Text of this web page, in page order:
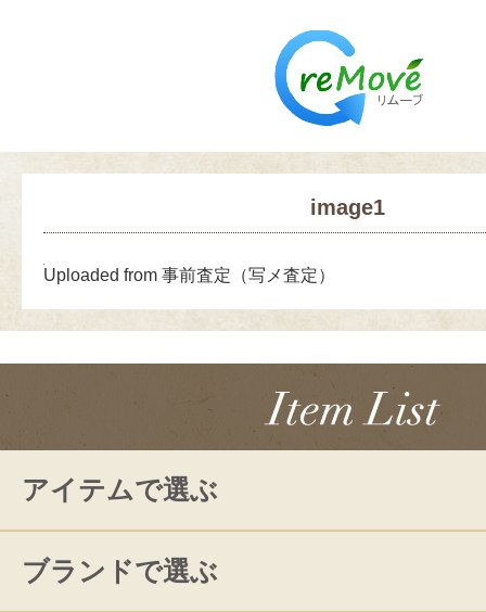
image1
Uploaded from 事前査定（写メ査定）
アイテムで選ぶ
ブランドで選ぶ